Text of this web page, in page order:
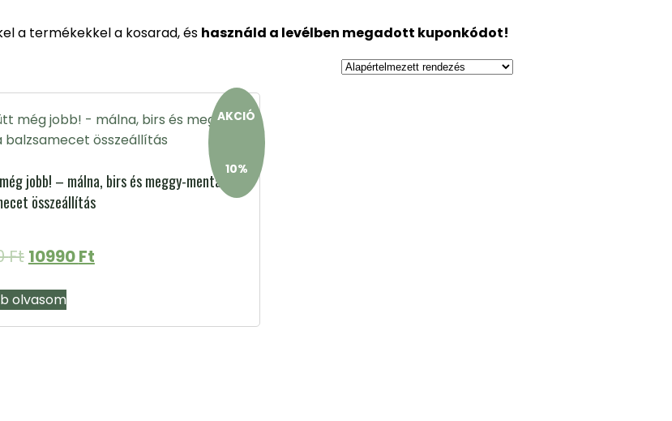
a termékekkel a kosarad, és használd a levélben megadott kuponkódot!
AKCIÓ
10%
jobb! – málna, birs és meggy-menta
összeállítás
Ft Original
was:
12250 Ft.
10990FtCurrent
10990 Ft.
olvasom